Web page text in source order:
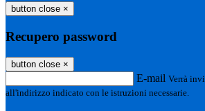
button close ×
Recupero password
button close ×
E-mail Verrà
all'indirizzo indicato con le istruzioni necessarie.